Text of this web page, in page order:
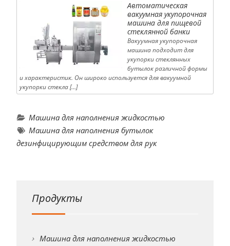
Автоматическая
вакуумная укупорочная
машина для пищевой
стеклянной банки
Вакуумная укупорочная
машина подходит для
укупорки стеклянных
бутылок различной формы
и характеристик. Он широко используется для вакуумной
укупорки стекла […]
Машина для наполнения жидкостью
Машина для наполнения бутылок
дезинфицирующим средством для рук
Продукты
Машина для наполнения жидкостью